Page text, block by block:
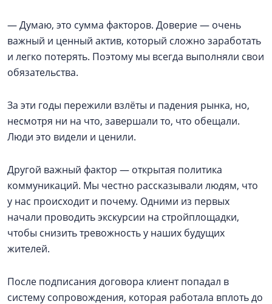
— Думаю, это сумма факторов. Доверие — очень
важный и ценный актив, который сложно заработать
и легко потерять. Поэтому мы всегда выполняли свои
обязательства.
За эти годы пережили взлёты и падения рынка, но,
несмотря ни на что, завершали то, что обещали.
Люди это видели и ценили.
Другой важный фактор — открытая политика
коммуникаций. Мы честно рассказывали людям, что
у нас происходит и почему. Одними из первых
начали проводить экскурсии на стройплощадки,
чтобы снизить тревожность у наших будущих
жителей.
После подписания договора клиент попадал в
систему сопровождения, которая работала вплоть до